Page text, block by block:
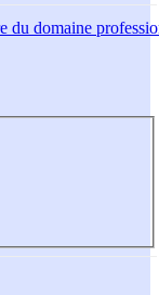
du domaine